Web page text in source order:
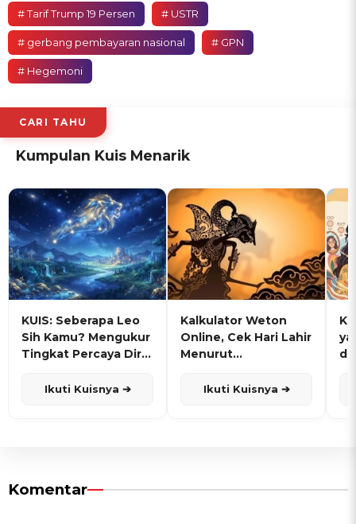
# Tarif Trump 19 Persen # USTR
# gerbang pembayaran nasional # GPN
# Hegemoni
CARI TAHU
Kumpulan Kuis Menarik
KUIS: Seberapa Leo
Sih Kamu? Mengukur
Tingkat Percaya Diri
Ikuti Kuisnya ➔
Kalkulator Weton
Online, Cek Hari Lahir
Menurut
Ikuti Kuisnya ➔
Komentar